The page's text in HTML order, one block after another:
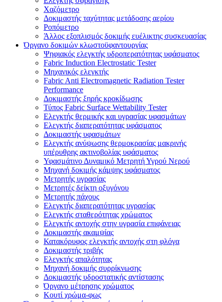
Χαζόμετρο
Δοκιμαστής ταχύτητας μετάδοσης αερίου
Ροπόμετρο
Άλλος εξοπλισμός δοκιμής ευέλικτης συσκευασίας
Όργανο δοκιμών κλωστοϋφαντουργίας
Ψηφιακός ελεγκτής υδροπερατότητας υφάσματος
Fabric Induction Electrostatic Tester
Μηχανικός ελεγκτής
Fabric Anti Electromagnetic Radiation Tester
Performance
Δοκιμαστής ξηρής κροκίδωσης
Τύπος Fabric Surface Wettability Tester
Ελεγκτής θερμικής και υγρασίας υφασμάτων
Ελεγκτής διαπερατότητας υφάσματος
Δοκιμαστής υφασμάτων
Ελεγκτής ανύψωσης θερμοκρασίας μακρινής
υπέρυθρης ακτινοβολίας υφάσματος
Υφασμάτινο Δυναμικό Μετρητή Υγρού Νερού
Μηχανή δοκιμής κάμψης υφάσματος
Μετρητής υγρασίας
Μετρητές δείκτη οξυγόνου
Μετρητής πάχους
Ελεγκτής διαπερατότητας υγρασίας
Ελεγκτής σταθερότητας χρώματος
Ελεγκτής αντοχής στην υγρασία επιφάνειας
Δοκιμαστής ακαμψίας
Κατακόρυφος ελεγκτής αντοχής στη φλόγα
Δοκιμαστής τριβής
Ελεγκτής απαλότητας
Μηχανή δοκιμής συρρίκνωσης
Δοκιμαστής υδροστατικής αντίστασης
Όργανο μέτρησης χρώματος
Κουτί χρώμα-φως